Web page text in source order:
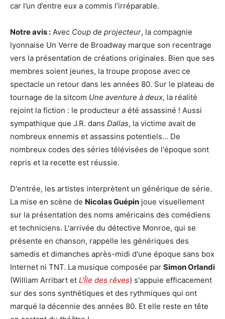
car l’un d’entre eux a commis l’irréparable.
Notre avis : Avec Coup de projecteur, la compagnie
lyonnaise Un Verre de Broadway marque son recentrage
vers la présentation de créations originales. Bien que ses
membres soient jeunes, la troupe propose avec ce
spectacle un retour dans les années 80. Sur le plateau de
tournage de la sitcom Une aventure à deux, la réalité
rejoint la fiction : le producteur a été assassiné ! Aussi
sympathique que J.R. dans Dallas, la victime avait de
nombreux ennemis et assassins potentiels... De
nombreux codes des séries télévisées de l'époque sont
repris et la recette est réussie.
D'entrée, les artistes interprètent un générique de série.
La mise en scène de Nicolas Guépin joue visuellement
sur la présentation des noms américains des comédiens
et techniciens. L'arrivée du détective Monroe, qui se
présente en chanson, rappelle les génériques des
samedis et dimanches après-midi d'une époque sans box
Internet ni TNT. La musique composée par Simon Orlandi
(William Arribart et L'Île des rêves) s'appuie efficacement
sur des sons synthétiques et des rythmiques qui ont
marqué la décennie des années 80. Et elle reste en tête